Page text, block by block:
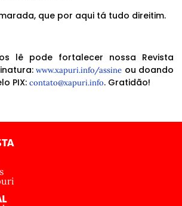
que por aqui tá tudo direitim.
lê pode fortalecer nossa Revista
www.xapuri.info/assine ou doando
PIX: contato@xapuri.info. Gratidão!